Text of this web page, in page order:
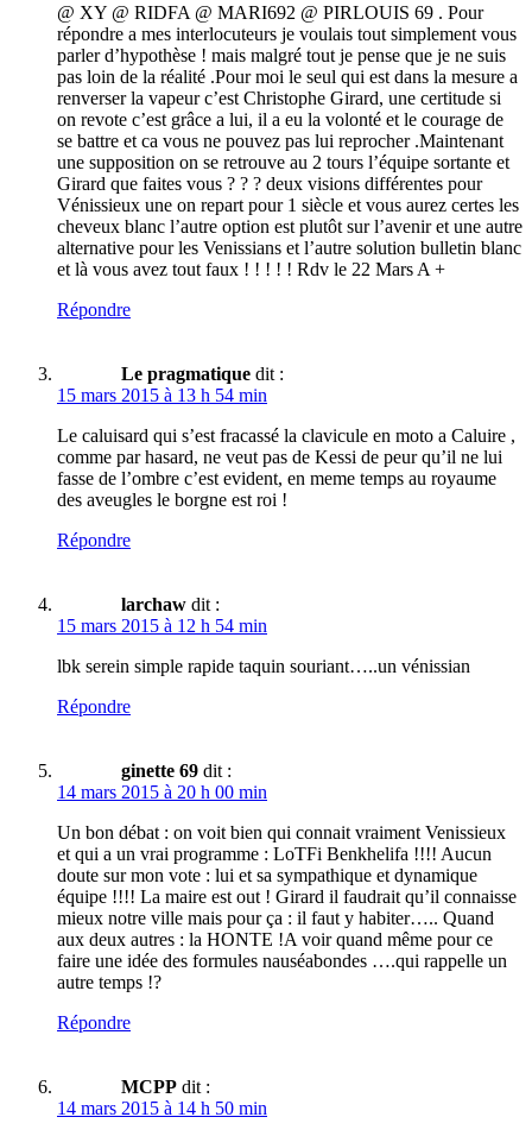
@ XY @ RIDFA @ MARI692 @ PIRLOUIS 69 . Pour
répondre a mes interlocuteurs je voulais tout simplement vous
parler d’hypothèse ! mais malgré tout je pense que je ne suis
pas loin de la réalité .Pour moi le seul qui est dans la mesure a
renverser la vapeur c’est Christophe Girard, une certitude si
on revote c’est grâce a lui, il a eu la volonté et le courage de
se battre et ca vous ne pouvez pas lui reprocher .Maintenant
une supposition on se retrouve au 2 tours l’équipe sortante et
Girard que faites vous ? ? ? deux visions différentes pour
Vénissieux une on repart pour 1 siècle et vous aurez certes les
cheveux blanc l’autre option est plutôt sur l’avenir et une autre
alternative pour les Venissians et l’autre solution bulletin blanc
et là vous avez tout faux ! ! ! ! ! Rdv le 22 Mars A +
Répondre
Le pragmatique dit :
15 mars 2015 à 13 h 54 min
Le caluisard qui s’est fracassé la clavicule en moto a Caluire ,
comme par hasard, ne veut pas de Kessi de peur qu’il ne lui
fasse de l’ombre c’est evident, en meme temps au royaume
des aveugles le borgne est roi !
Répondre
larchaw dit :
15 mars 2015 à 12 h 54 min
lbk serein simple rapide taquin souriant…..un vénissian
Répondre
ginette 69 dit :
14 mars 2015 à 20 h 00 min
Un bon débat : on voit bien qui connait vraiment Venissieux
et qui a un vrai programme : LoTFi Benkhelifa !!!! Aucun
doute sur mon vote : lui et sa sympathique et dynamique
équipe !!!! La maire est out ! Girard il faudrait qu’il connaisse
mieux notre ville mais pour ça : il faut y habiter….. Quand
aux deux autres : la HONTE !A voir quand même pour ce
faire une idée des formules nauséabondes ….qui rappelle un
autre temps !?
Répondre
MCPP dit :
14 mars 2015 à 14 h 50 min